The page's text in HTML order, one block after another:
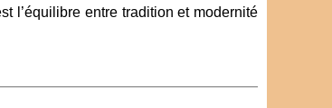
l’équilibre entre tradition et modernité